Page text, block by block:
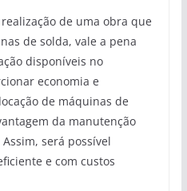
de uma obra que
de solda, vale a pena
disponíveis no
economia e
de máquinas de
da manutenção
será possível
e com custos